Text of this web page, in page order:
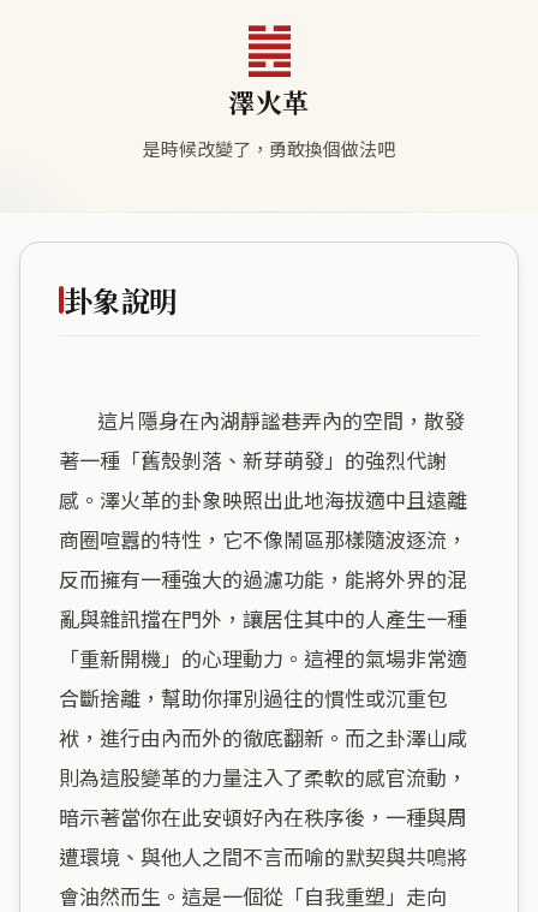
䷰
澤火革
是時候改變了，勇敢換個做法吧
卦象說明
著一種「舊殼剝落、新芽萌發」的強烈代謝
感。澤火革的卦象映照出此地海拔適中且遠離
商圈喧囂的特性，它不像鬧區那樣隨波逐流，
反而擁有一種強大的過濾功能，能將外界的混
亂與雜訊擋在門外，讓居住其中的人產生一種
「重新開機」的心理動力。這裡的氣場非常適
合斷捨離，幫助你揮別過往的慣性或沉重包
袱，進行由內而外的徹底翻新。而之卦澤山咸
則為這股變革的力量注入了柔軟的感官流動，
暗示著當你在此安頓好內在秩序後，一種與周
遭環境、與他人之間不言而喻的默契與共鳴將
會油然而生。這是一個從「自我重塑」走向